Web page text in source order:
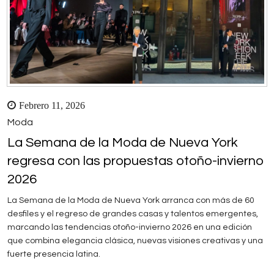
Febrero 11, 2026
Moda
La Semana de la Moda de Nueva York
regresa con las propuestas otoño-invierno
2026
La Semana de la Moda de Nueva York arranca con más de 60
desfiles y el regreso de grandes casas y talentos emergentes,
marcando las tendencias otoño-invierno 2026 en una edición
que combina elegancia clásica, nuevas visiones creativas y una
fuerte presencia latina.